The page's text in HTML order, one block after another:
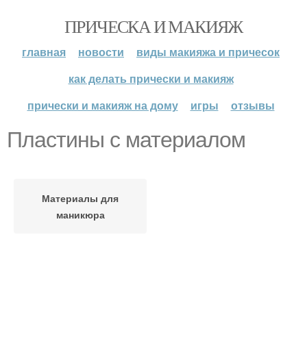
ПРИЧЕСКА И МАКИЯЖ
главная новости
виды макияжа и причесок
как делать прически и макияж
прически и макияж на дому
игры отзывы
Пластины с материалом
Материалы для
маникюра